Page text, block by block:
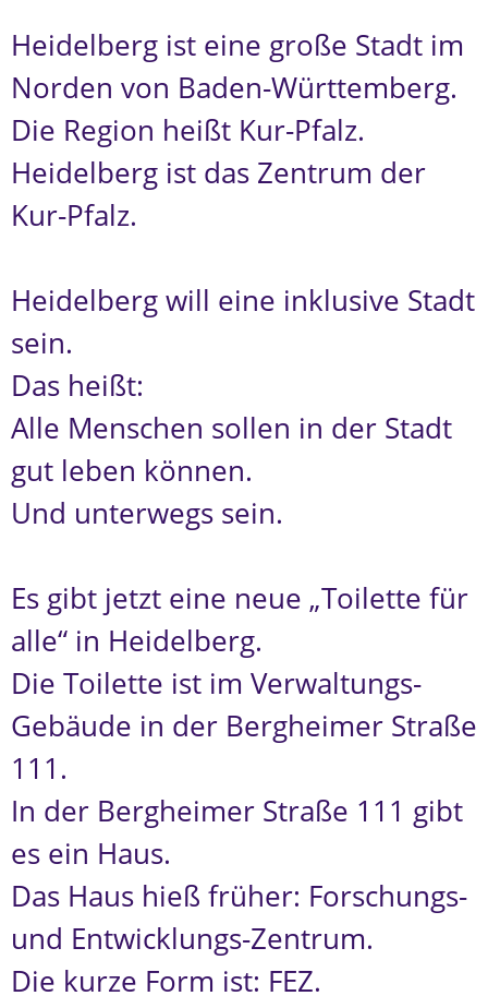
Heidelberg ist eine große Stadt im
Norden von Baden-Württemberg.
Die Region heißt Kur-Pfalz.
Heidelberg ist das Zentrum der
Kur-Pfalz.
Heidelberg will eine inklusive Stadt
sein.
Das heißt:
Alle Menschen sollen in der Stadt
gut leben können.
Und unterwegs sein.
Es gibt jetzt eine neue „Toilette für
alle“ in Heidelberg.
Die Toilette ist im Verwaltungs-
Gebäude in der Bergheimer Straße
111.
In der Bergheimer Straße 111 gibt
es ein Haus.
Das Haus hieß früher: Forschungs-
und Entwicklungs-Zentrum.
Die kurze Form ist: FEZ.